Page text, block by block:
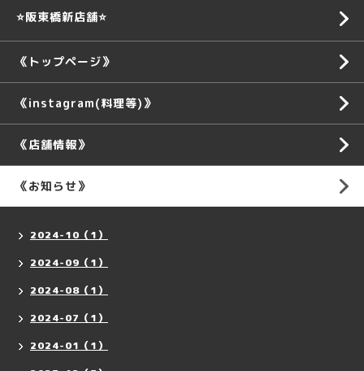
⭐️阪東橋新店舗⭐️
《トップページ》
《instagram(料理等)》
《店舗情報》
《お知らせ》
2024-10（1）
2024-09（1）
2024-08（1）
2024-07（1）
2024-01（1）